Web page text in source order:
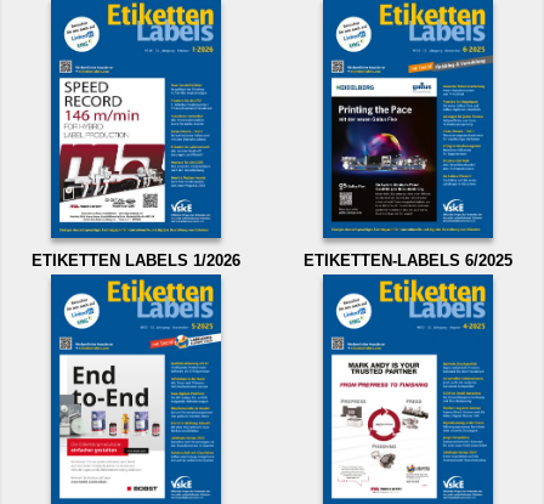
ETIKETTEN LABELS 1/2026 ETIKETTEN-LABELS 6/2025